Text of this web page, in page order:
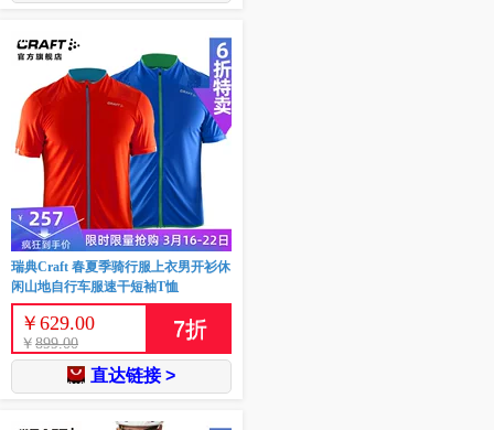
瑞典Craft 春夏季骑行服上衣男开衫休
闲山地自行车服速干短袖T恤
￥ 629.00
￥ 899.00
7折
直达链接 >